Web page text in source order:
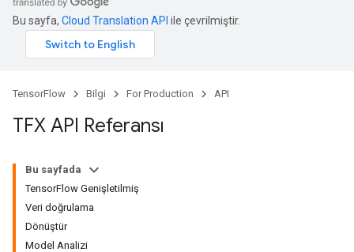
Bu sayfa, Cloud Translation API ile çevrilmiştir.
TensorFlow Bilgi For Production API
TFX API Referansı
Bu sayfada
TensorFlow Genişletilmiş
Veri doğrulama
Dönüştür
Model Analizi